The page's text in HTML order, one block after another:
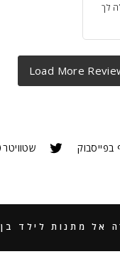
בפייסבוק שטוויטר
אל מתנות לילד בן 10